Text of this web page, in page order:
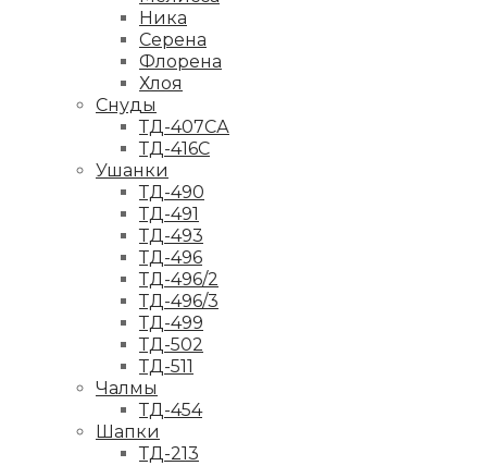
Ника
Серена
Флорена
Хлоя
Снуды
ТД-407СА
ТД-416С
Ушанки
ТД-490
ТД-491
ТД-493
ТД-496
ТД-496/2
ТД-496/3
ТД-499
ТД-502
ТД-511
Чалмы
ТД-454
Шапки
ТД-213